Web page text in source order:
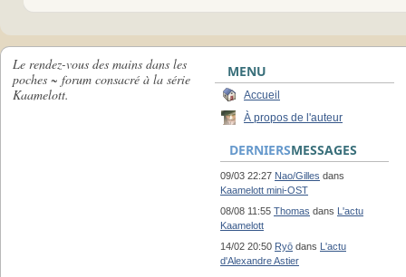
Le rendez-vous des mains dans les
poches ~ forum consacré à la série
Kaamelott.
MENU
Accueil
À propos de l'auteur
DERNIERSMESSAGES
09/03 22:27 Nao/Gilles dans
Kaamelott mini-OST
08/08 11:55 Thomas dans L'actu
Kaamelott
14/02 20:50 Ryō dans L'actu
d'Alexandre Astier